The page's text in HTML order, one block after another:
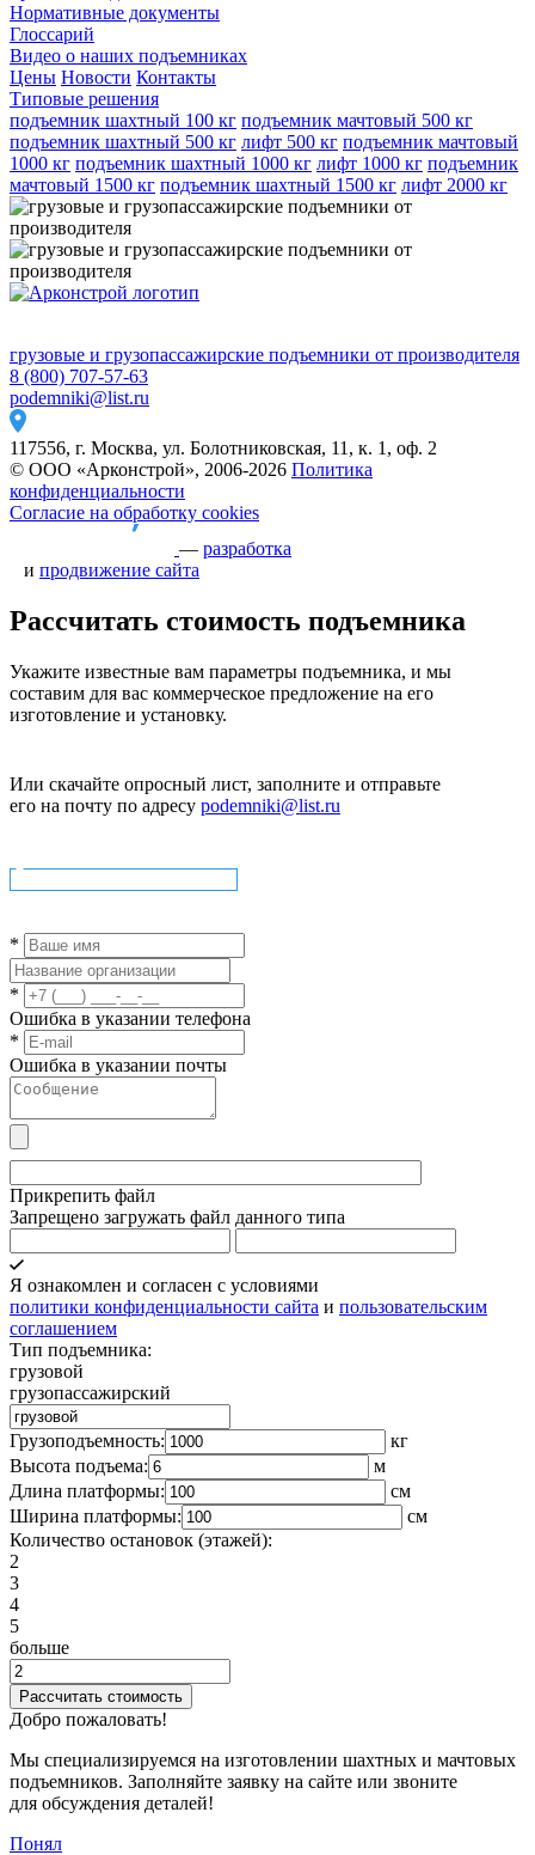
Нормативные документы
Глоссарий
Видео о наших подъемниках
Цены Новости Контакты
Типовые решения
подъемник шахтный 100 кг подъемник мачтовый 500 кг
подъемник шахтный 500 кг лифт 500 кг подъемник мачтовый
1000 кг подъемник шахтный 1000 кг лифт 1000 кг подъемник
мачтовый 1500 кг подъемник шахтный 1500 кг лифт 2000 кг
грузовые и грузопассажирские подъемники от производителя
8 (800) 707-57-63
podemniki@list.ru
117556, г. Москва, ул. Болотниковская, 11, к. 1, оф. 2
© ООО «Арконстрой», 2006-2026 Политика
конфиденциальности
Согласие на обработку cookies
— разработка
и продвижение сайта
Рассчитать стоимость подъемника
Укажите известные вам параметры подъемника, и мы
составим для вас коммерческое предложение на его
изготовление и установку.
Или скачайте опросный лист, заполните и отправьте
его на почту по адресу podemniki@list.ru
*
*
Ошибка в указании телефона
*
Ошибка в указании почты
Прикрепить файл
Запрещено загружать файл данного типа
Я ознакомлен и согласен с условиями
политики конфиденциальности сайта и пользовательским
соглашением
Тип подъемника:
грузовой
грузопассажирский
Грузоподъемность:
кг
Высота подъема:
м
Длина платформы:
cм
Ширина платформы:
см
Количество остановок (этажей):
2
3
4
5
больше
Добро пожаловать!
Мы специализируемся на изготовлении шахтных и мачтовых
подъемников. Заполняйте заявку на сайте или звоните
для обсуждения деталей!
Понял